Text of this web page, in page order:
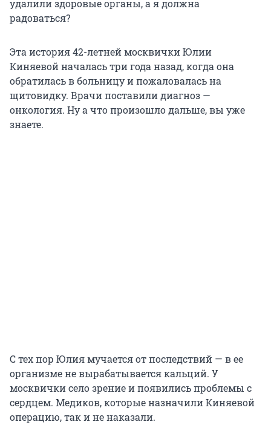
удалили здоровые органы, а я должна
радоваться?
Эта история 42-летней москвички Юлии
Киняевой началась три года назад, когда она
обратилась в больницу и пожаловалась на
щитовидку. Врачи поставили диагноз —
онкология. Ну а что произошло дальше, вы уже
знаете.
С тех пор Юлия мучается от последствий — в ее
организме не вырабатывается кальций. У
москвички село зрение и появились проблемы с
сердцем. Медиков, которые назначили Киняевой
операцию, так и не наказали.